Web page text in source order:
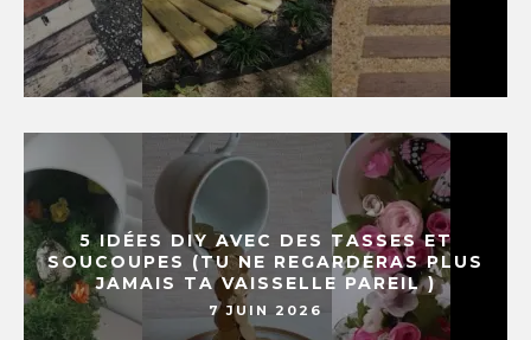
5 IDÉES DIY AVEC DES TASSES ET
SOUCOUPES (TU NE REGARDERAS PLUS
JAMAIS TA VAISSELLE PAREIL )
7 JUIN 2026